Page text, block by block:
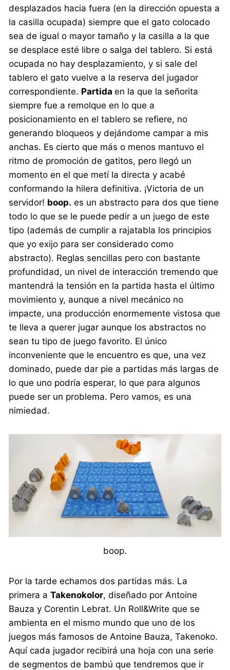
desplazados hacia fuera (en la dirección opuesta a
la casilla ocupada) siempre que el gato colocado
sea de igual o mayor tamaño y la casilla a la que
se desplace esté libre o salga del tablero. Si está
ocupada no hay desplazamiento, y si sale del
tablero el gato vuelve a la reserva del jugador
correspondiente. Partidaen la que la señorita
siempre fue a remolque en lo que a
posicionamiento en el tablero se refiere, no
generando bloqueos y dejándome campar a mis
anchas. Es cierto que más o menos mantuvo el
ritmo de promoción de gatitos, pero llegó un
momento en el que metí la directa y acabé
conformando la hilera definitiva. ¡Victoria de un
servidor! boop. es un abstracto para dos que tiene
todo lo que se le puede pedir a un juego de este
tipo (además de cumplir a rajatabla los principios
que yo exijo para ser considerado como
abstracto). Reglas sencillas pero con bastante
profundidad, un nivel de interacción tremendo que
mantendrá la tensión en la partida hasta el último
movimiento y, aunque a nivel mecánico no
impacte, una producción enormemente vistosa que
te lleva a querer jugar aunque los abstractos no
sean tu tipo de juego favorito. El único
inconveniente que le encuentro es que, una vez
dominado, puede dar pie a partidas más largas de
lo que uno podría esperar, lo que para algunos
puede ser un problema. Pero vamos, es una
nimiedad.
boop.
Por la tarde echamos dos partidas más. La
primera aTakenokolor, diseñado por Antoine
Bauza y Corentin Lebrat. Un Roll&Write que se
ambienta en el mismo mundo que uno de los
juegos más famosos de Antoine Bauza, Takenoko.
Aquí cada jugador recibirá una hoja con una serie
de segmentos de bambú que tendremos que ir